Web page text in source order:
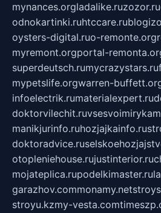
mynances.orgladalike.ruzozor.ru
odnokartinki.ruhtccare.ru
oysters-digital.ruo-remonte.org
myremont.orgportal-
superdeutsch.rumycrazystars.ru
mypetslife.orgwarren-
infoelectrik.rumaterialexpert.ru
doktorvilechit.ru
manikjurinfo.ruhozjajkainfo.ru
doktoradvice.ru
otopleniehouse.rujustinterior.ru
mojateplica.rupodelkimaster.ru
garazhov.commonamy.net
stroyu.kzmy-vesta.com